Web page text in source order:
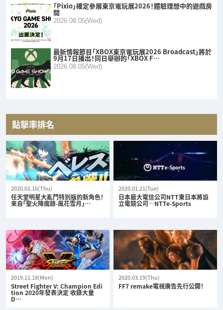
「Pixio」確定參展東京電玩展2026！體驗理想中的遊戲房
間
2026.08.05(Wed)
最新情報節目「XBOX東京電玩展2026 Broadcast」將於
9月17日播出！同日舉辦的「XBOX F…
2026.08.05(Wed)
點擊率排名
2020.01.16(Thu)
任天堂明星大亂鬥特別版的新角色！
來自「聖火降魔錄-風花雪月」…
2020.01.21(Tue)
日本最大電信公司NTT東日本將設
立電競公司—NTTe-Sports
2019.11.18(Mon)
Street Fighter V: Champion Edi
tion 2020年發表決定 收錄大量
D…
2020.03.19(Thu)
FF7 remake電視廣告先行公開！